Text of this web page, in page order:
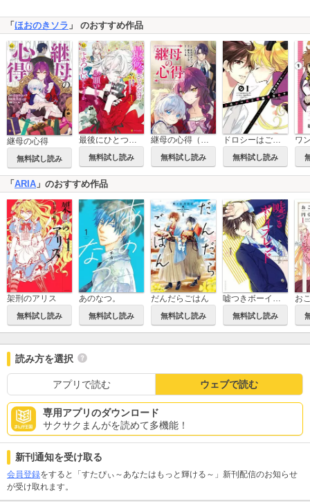
「 ほおのきソラ 」 のおすすめ作品
継母の心得
無料試し読み 無料試し読み 無料試し読み
ドロシーはご機嫌ななめ？
無料試し読み
ワ
「 ARIA 」のおすすめ作品
架刑のアリス
無料試し読み
あのなつ。
無料試し読み
だんだらごはん
無料試し読み
嘘つきボーイフレンド
無料試し読み
読み方を選択
アプリで読む ウェブで読む
専用アプリのダウンロード
サクサクまんがを読めて多機能！
新刊通知を受け取る
会員登録をすると「すたぴぃ～あなたはもっと輝ける～」新刊配信のお知らせ
が受け取れます。